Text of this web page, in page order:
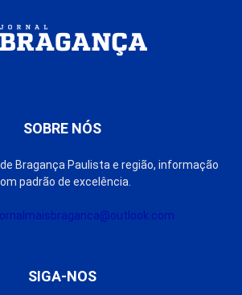
SOBRE NÓS
Bragança Paulista e região, informação
padrão de excelência.
SIGA-NOS